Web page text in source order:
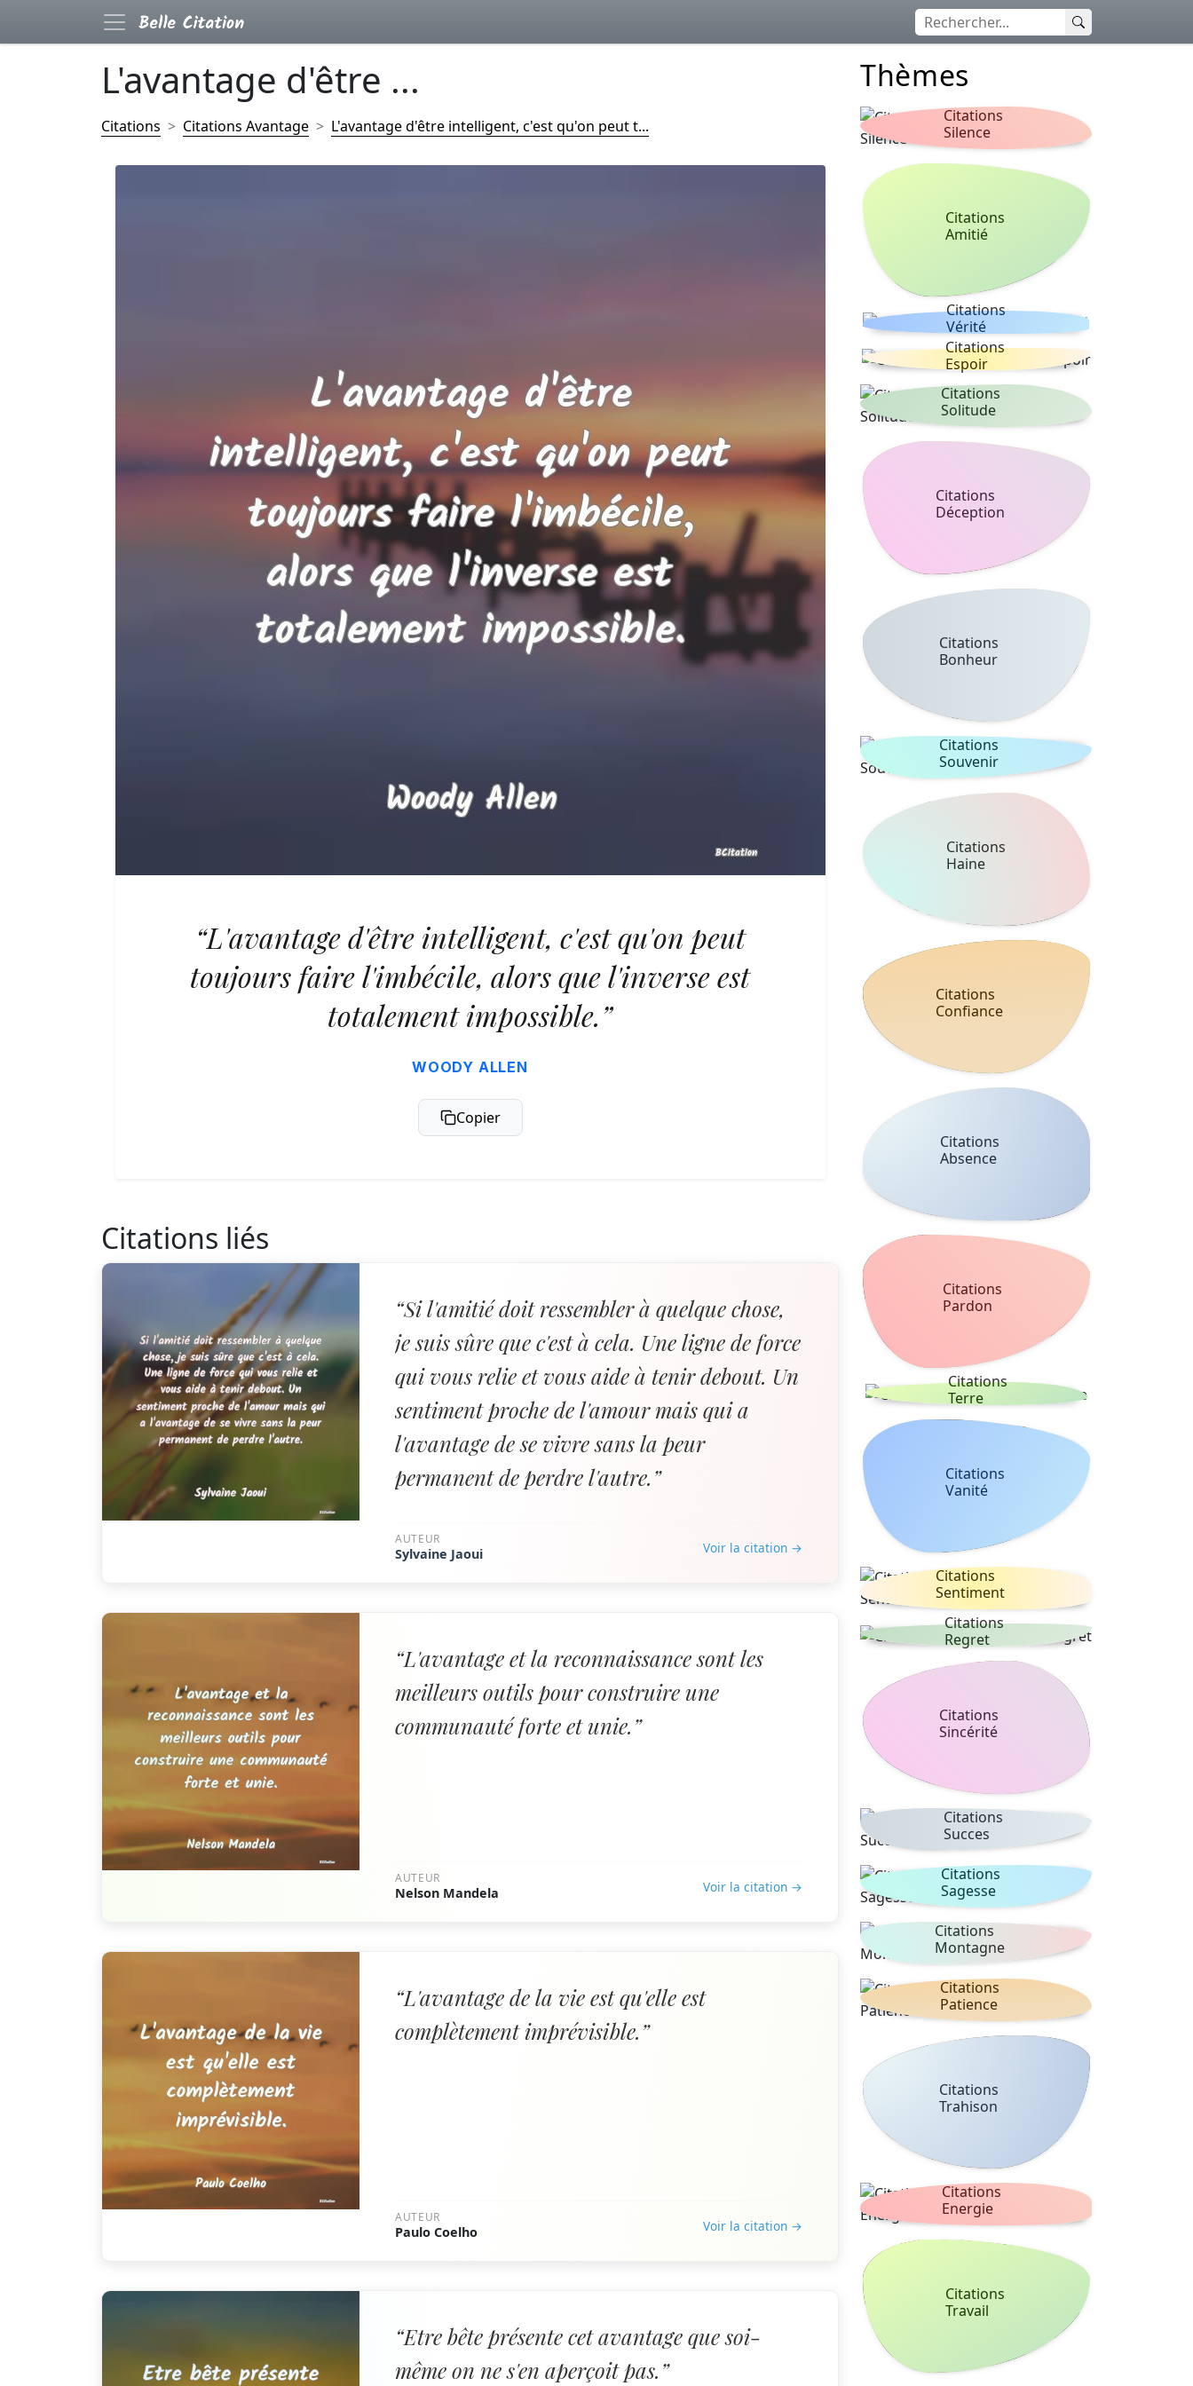
L'avantage d'être ...
Citations Citations Avantage L'avantage d'être intelligent, c'est qu'on peut t...
“L'avantage d'être intelligent, c'est qu'on peut
toujours faire l'imbécile, alors que l'inverse est
totalement impossible.”
WOODY ALLEN
Copier
Citations liés
“Si l'amitié doit ressembler à quelque chose,
je suis sûre que c'est à cela. Une ligne de force
qui vous relie et vous aide à tenir debout. Un
sentiment proche de l'amour mais qui a
l'avantage de se vivre sans la peur
permanent de perdre l'autre.”
AUTEUR
Sylvaine Jaoui Voir la citation →
“L'avantage et la reconnaissance sont les
meilleurs outils pour construire une
communauté forte et unie.”
AUTEUR
Nelson Mandela Voir la citation →
“L'avantage de la vie est qu'elle est
complètement imprévisible.”
AUTEUR
Paulo Coelho Voir la citation →
“Etre bête présente cet avantage que soi-
même on ne s'en aperçoit pas.”
Thèmes
Citations
Silence
Citations
Amitié
Citations
Vérité
Citations
Espoir
Citations
Solitude
Citations
Déception
Citations
Bonheur
Citations
Souvenir
Citations
Haine
Citations
Confiance
Citations
Absence
Citations
Pardon
Citations
Terre
Citations
Vanité
Citations
Sentiment
Citations
Regret
Citations
Sincérité
Citations
Succes
Citations
Sagesse
Citations
Montagne
Citations
Patience
Citations
Trahison
Citations
Energie
Citations
Travail